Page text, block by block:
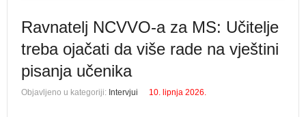
Ravnatelj NCVVO-a za MS: Učitelje
treba ojačati da više rade na vještini
pisanja učenika
Objavljeno u kategoriji: Intervjui 10. lipnja 2026.